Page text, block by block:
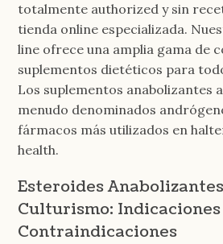
totalmente authorized y sin
tienda online especializada.
line ofrece una amplia gama de
suplementos dietéticos para
Los suplementos anabolizantes
menudo denominados
fármacos más utilizados en
health.
Esteroides
Culturismo: Indicaciones
Contraindicaciones